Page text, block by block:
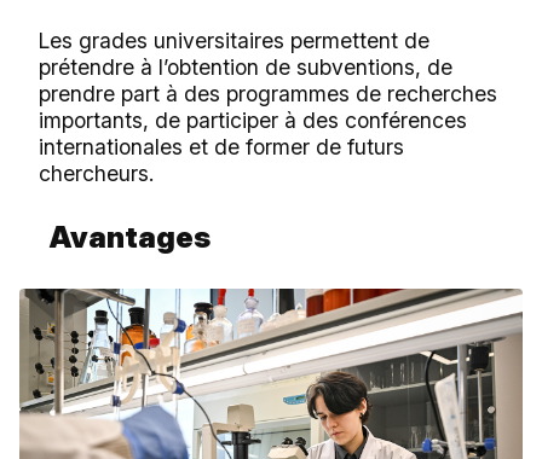
Les grades universitaires permettent de
prétendre à l’obtention de subventions, de
prendre part à des programmes de recherches
importants, de participer à des conférences
internationales et de former de futurs
chercheurs.
Avantages